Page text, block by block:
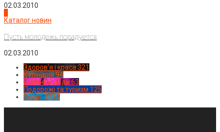
02.03.2010
Каталог новин
Пусть молодежь порадуется
02.03.2010
Здоров'я і краса 321
Кулінарія 94
Новинки моди 63
Подорожі та туризм 125
Спорт1224